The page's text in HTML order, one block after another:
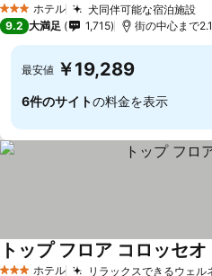
3 ホテルのランク
ホテル 犬同伴可能な宿泊施設
9.2 大満足 1,715 街の中心まで
最安値 ￥19,289
6件のサイトの料金を表示
ホテル リラックスできるウェル
トップ フロア コロッセオ